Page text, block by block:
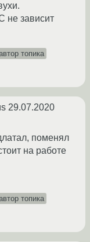
не зависит
топика
29.07.2020
поменял
на работе
топика